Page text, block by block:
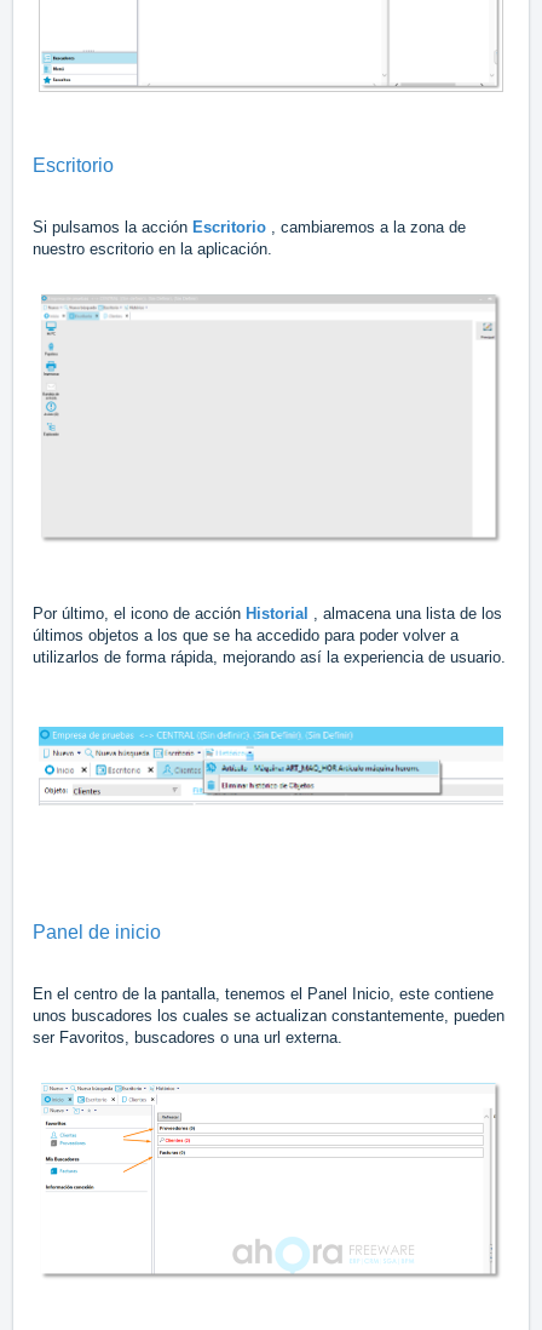
Escritorio
Si pulsamos la acción Escritorio
, cambiaremos a la zona de
nuestro escritorio en la aplicación.
Por último, el icono de acción Historial
, almacena una lista de los
últimos objetos a los que se ha accedido para poder volver a
utilizarlos de forma rápida, mejorando así la experiencia de usuario.
Panel de inicio
En el centro de la pantalla, tenemos el Panel Inicio, este contiene
unos buscadores los cuales se actualizan constantemente, pueden
ser Favoritos, buscadores o una url externa.